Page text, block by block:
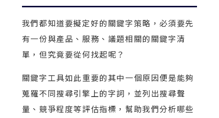
我們都知道要擬定好的關鍵字策略，必須要先
有一份與產品、服務、議題相關的關鍵字清
單，但究竟要從何找起呢？
關鍵字工具如此重要的其中一個原因便是能夠
蒐羅不同搜尋引擎上的字詞，並列出搜尋聲
量、競爭程度等評估指標，幫助我們分析哪些